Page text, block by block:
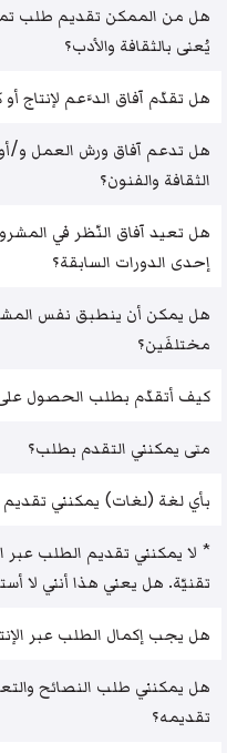
هل من الممكن تقديم طلب
يُعنى بالثقافة والأدب؟
هل تقدّم آفاق الدَّعم لإنتاج أو
هل تدعم آفاق ورش العمل و/
الثقافة والفنون؟
هل تعيد آفاق النّظر في
إحدى الدورات السابقة؟
هل يمكن أن ينطبق نفس
مختلفَين؟
كيف أتقدّم بطلب الحصول
متى يمكنني التقدم بطلب؟
بأي لغة (لغات) يمكنني
* لا يمكنني تقديم الطلب
تقنيّة. هل يعني هذا أنني لا
هل يجب إكمال الطلب عبر
هل يمكنني طلب النصائح
تقديمه؟